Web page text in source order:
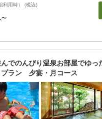
利用時） (税込)
〜
んでのんびり温泉お部屋でゆ
プラン 夕宴・月コース